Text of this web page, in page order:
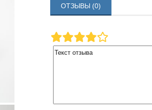
ОТЗЫВЫ (0)